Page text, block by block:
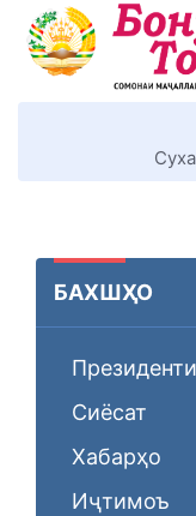
БАХШҲО
Сиёсат
Хабарҳо
Иҷтимоъ